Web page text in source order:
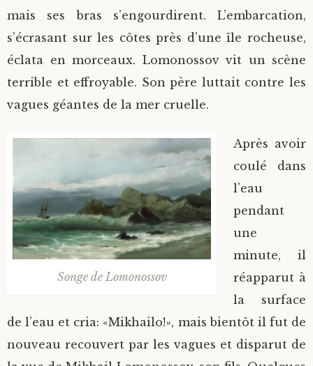
mais ses bras s’engourdirent. L’embarcation,
s’écrasant sur les côtes près d’une île rocheuse,
éclata en morceaux. Lomonossov vit un scène
terrible et effroyable. Son père luttait contre les
vagues géantes de la mer cruelle.
Songe de Lomonossov
Après avoir
coulé dans
l’eau
pendant
une
minute, il
réapparut à
la surface
de l’eau et cria: «Mikhailo!», mais bientôt il fut de
nouveau recouvert par les vagues et disparut de